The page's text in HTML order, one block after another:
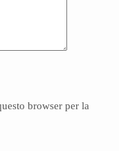
browser per la